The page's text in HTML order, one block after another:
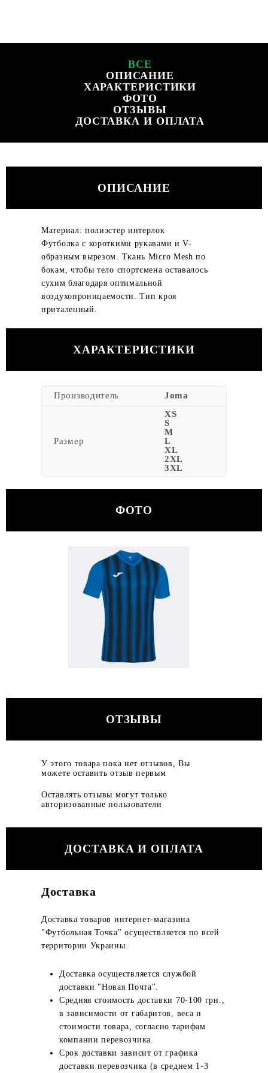
ВСЕ
ОПИСАНИЕ
ХАРАКТЕРИСТИКИ
ФОТО
ОТЗЫВЫ
ДОСТАВКА И ОПЛАТА
ОПИСАНИЕ
Материал: полиэстер интерлок
Футболка с короткими рукавами и V-
образным вырезом. Ткань Micro Mesh по
бокам, чтобы тело спортсмена оставалось
сухим благодаря оптимальной
воздухопроницаемости. Тип кроя
приталенный.
ХАРАКТЕРИСТИКИ
Производитель Joma
Размер
XS
S
M
L
XL
2XL
3XL
ФОТО
ОТЗЫВЫ
У этого товара пока нет отзывов, Вы
можете оставить отзыв первым
Оставлять отзывы могут только
авторизованные пользователи
ДОСТАВКА И ОПЛАТА
Доставка
Доставка товаров интернет-магазина
"Футбольная Точка" осуществляется по всей
территории Украины.
Доставка осуществляется службой
доставки "Новая Почта".
Средняя стоимость доставки 70-100 грн.,
в зависимости от габаритов, веса и
стоимости товара, согласно тарифам
компании перевозчика.
Срок доставки зависит от графика
доставки перевозчика (в среднем 1-3